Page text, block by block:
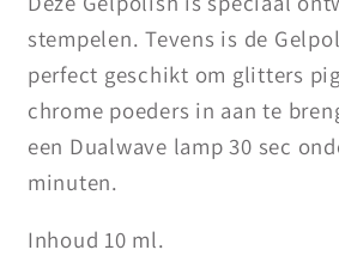
stempelen. Tevens is de
perfect geschikt om glitters
chrome poeders in aan te
een Dualwave lamp 30 sec
minuten.
Inhoud 10 ml.